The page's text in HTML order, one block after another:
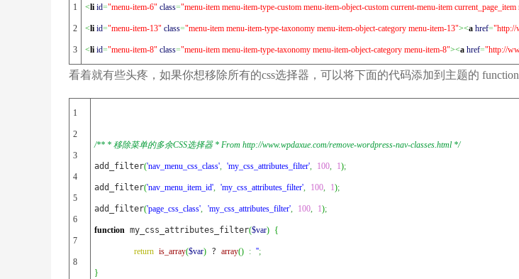
1
2
3
<li id="menu-item-6" class="menu-item menu-item-type-custom menu-item-object-custom current-menu-item current_page_item
<li id="menu-item-13" class="menu-item menu-item-type-taxonomy menu-item-object-category menu-item-13"><a href="http://
<li id="menu-item-8" class="menu-item menu-item-type-taxonomy menu-item-object-category menu-item-8"><a href="http://
看着就有些头疼，如果你想移除所有的css选择器，可以将下面的代码添加到主题的
1
2
3
4
5
6
7
8
/** * 移除菜单的多余CSS选择器 * From http://www.wpdaxue.com/remove-wordpress-nav-classes.html */
add_filter('nav_menu_css_class', 'my_css_attributes_filter', 100, 1);
add_filter('nav_menu_item_id', 'my_css_attributes_filter', 100, 1);
add_filter('page_css_class', 'my_css_attributes_filter', 100, 1);
function my_css_attributes_filter($var) {
return is_array($var) ? array() : '';
}